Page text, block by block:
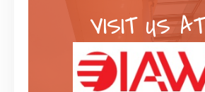
VISIT US AT